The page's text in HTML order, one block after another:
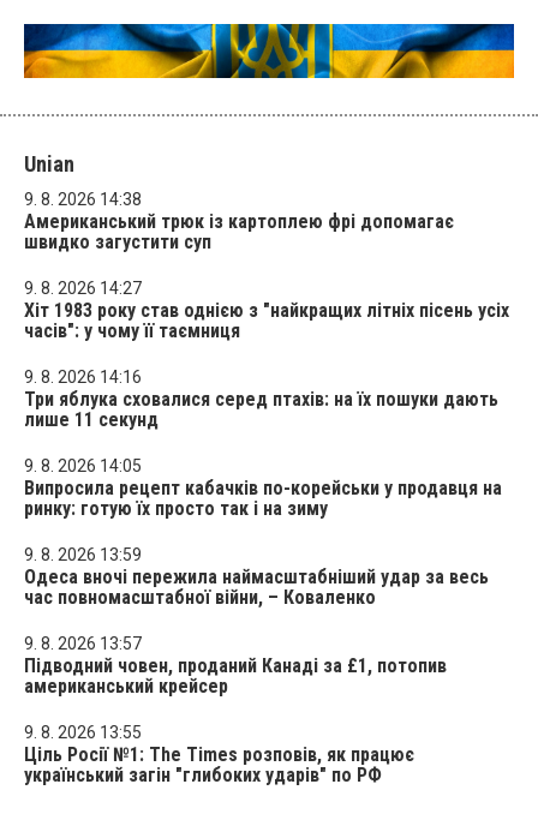
Unian
9. 8. 2026 14:38
Американський трюк із картоплею фрі допомагає
швидко загустити суп
9. 8. 2026 14:27
Хіт 1983 року став однією з "найкращих літніх пісень усіх
часів": у чому її таємниця
9. 8. 2026 14:16
Три яблука сховалися серед птахів: на їх пошуки дають
лише 11 секунд
9. 8. 2026 14:05
Випросила рецепт кабачків по-корейськи у продавця на
ринку: готую їх просто так і на зиму
9. 8. 2026 13:59
Одеса вночі пережила наймасштабніший удар за весь
час повномасштабної війни, – Коваленко
9. 8. 2026 13:57
Підводний човен, проданий Канаді за £1, потопив
американський крейсер
9. 8. 2026 13:55
Ціль Росії №1: The Times розповів, як працює
український загін "глибоких ударів" по РФ